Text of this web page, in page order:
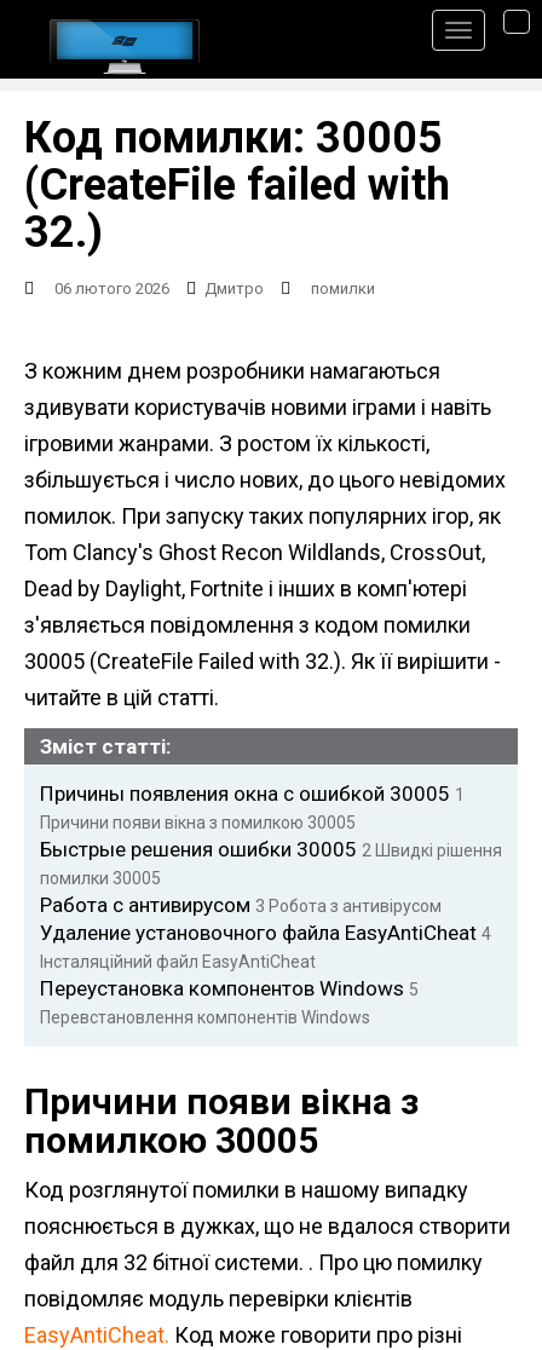
Код помилки: 30005
(CreateFile failed with
32.)
06 лютого 2026 Дмитро помилки
З кожним днем ​​розробники намагаються
здивувати користувачів новими іграми і навіть
ігровими жанрами. З ростом їх кількості,
збільшується і число нових, до цього невідомих
помилок. При запуску таких популярних ігор, як
Tom Clancy's Ghost Recon Wildlands, CrossOut,
Dead by Daylight, Fortnite і інших в комп'ютері
з'являється повідомлення з кодом помилки
30005 (CreateFile Failed with 32.). Як її вирішити -
читайте в цій статті.
Зміст статті:
Причины появления окна с ошибкой 30005 1
Причини появи вікна з помилкою 30005
Быстрые решения ошибки 30005 2 Швидкі рішення
помилки 30005
Работа с антивирусом 3 Робота з антивірусом
Удаление установочного файла EasyAntiCheat 4
Інсталяційний файл EasyAntiCheat
Переустановка компонентов Windows 5
Перевстановлення компонентів Windows
Причини появи вікна з
помилкою 30005
Код розглянутої помилки в нашому випадку
пояснюється в дужках, що не вдалося створити
файл для 32 бітної системи. . Про цю помилку
повідомляє модуль перевірки клієнтів
EasyAntiCheat. Код може говорити про різні